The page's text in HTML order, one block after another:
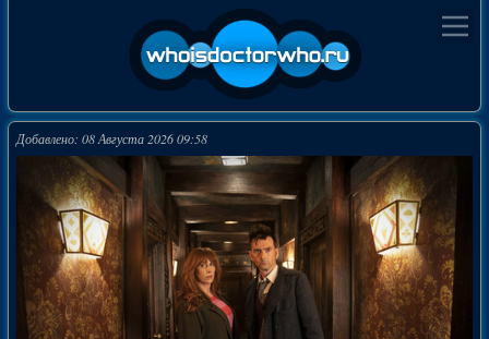
Добавлено: 08 Августа 2026 09:58